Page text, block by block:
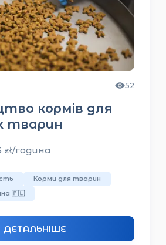
49
із забою та
птиці
zł/година
м'яса
З житлом
🇵🇱
ДЕТАЛЬНІШЕ